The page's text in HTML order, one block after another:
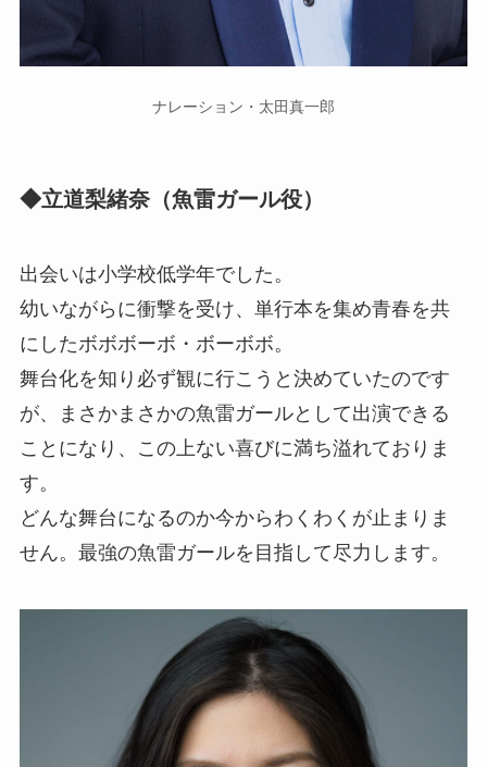
ナレーション・太田真一郎
◆立道梨緒奈（魚雷ガール役）
出会いは小学校低学年でした。
幼いながらに衝撃を受け、単行本を集め青春を共
にしたボボボーボ・ボーボボ。
舞台化を知り必ず観に行こうと決めていたのです
が、まさかまさかの魚雷ガールとして出演できる
ことになり、この上ない喜びに満ち溢れておりま
す。
どんな舞台になるのか今からわくわくが止まりま
せん。最強の魚雷ガールを目指して尽力します。